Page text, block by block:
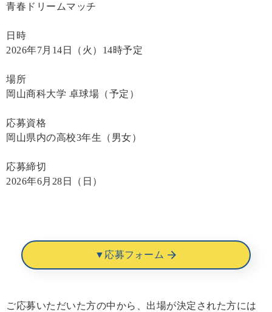
青春ドリームマッチ
日時
2026年7月14日（火）14時予定
場所
岡山商科大学 卓球場（予定）
応募資格
岡山県内の高校3年生（男女）
応募締切
2026年6月28日（日）
▼応募フォーム
ご応募いただいた方の中から、出場が決定された方には